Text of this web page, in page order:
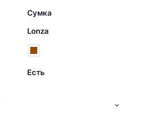
Сумка
Lonza
Есть